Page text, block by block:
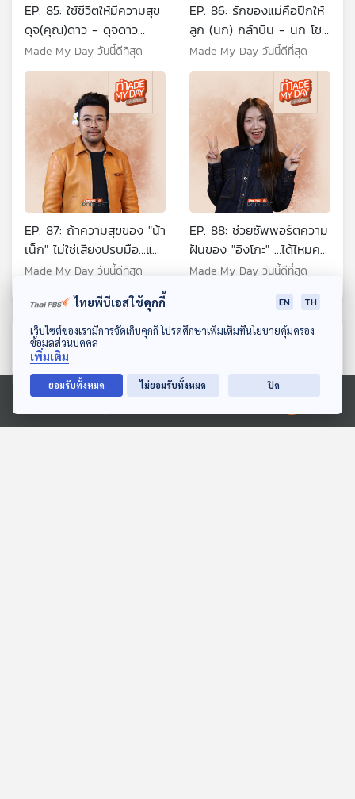
ดาวน์โหลด Thai PBS Podcast Application
Ⓒ 2020 องค์การกระจายเสียงและแพร่ภาพสาธารณะแห่งประเทศไทย
EP. 85: ใช้ชีวิตให้มีความสุข
ดุจ(คุณ)ดาว - ดุจดาว
วัฒนปกรณ์
Made My Day วันนี้ดีที่สุด
EP. 86: รักของแม่คือปีกให้
ลูก (นก) กล้าบิน - นก โชติ
กา อุตสาหจิต
Made My Day วันนี้ดีที่สุด
EP. 87: ถ้าความสุขของ "น้า
เน็ก" ไม่ใช่เสียงปรบมือ…แล้ว
มันคืออะไร ? - เกตุเสพย์
อยุธยา
Made My Day วันนี้ดีที่สุด
EP. 88: ช่วยซัพพอร์ตความ
ฝันของ "อิงโกะ" …ได้ไหมคะ
? - อินท์ปาลี โชติหิรัญธน
Made My Day วันนี้ดีที่สุด
ตอนที่เกี่ยวข้อง
ไทยพีบีเอสใช้คุกกี้ EN TH
เว็บไซต์ของเรามีการจัดเก็บคุกกี้ โปรดศึกษาเพิ่มเติมที่นโยบายคุ้มครอง
ข้อมูลส่วนบุคคล
เพิ่มเติม
ยอมรับทั้งหมด ไม่ยอมรับทั้งหมด ปิด